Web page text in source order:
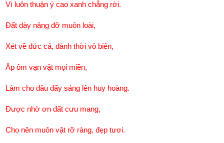
Vì luôn thuận ý cao xanh chẳng rời.
Đất dày nâng đỡ muôn loài,
Xét về đức cả, đành thời vô biên,
Ấp ôm vạn vật mọi miền,
Làm cho đâu đấy sáng lên huy hoàng.
Được nhờ ơn đất cưu mang,
Cho nên muôn vật rỡ ràng, đẹp tươi.